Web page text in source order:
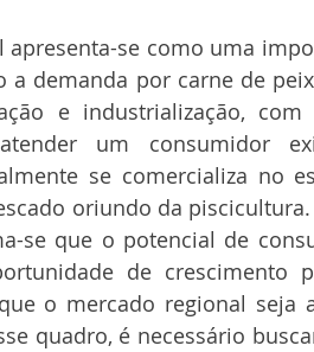
apresenta-se como uma
a demanda por carne de
e industrialização,
um consumidor
se comercializa no
oriundo da
se que o potencial de
de crescimento
o mercado regional seja
quadro, é necessário